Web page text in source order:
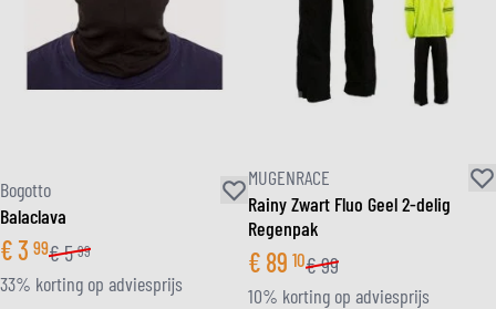
Bogotto
Balaclava
€3 99€5 99
33% korting op adviesprijs
MUGENRACE
Rainy Zwart Fluo Geel 2-delig
Regenpak
€ 89 10€99
10% korting op adviesprijs